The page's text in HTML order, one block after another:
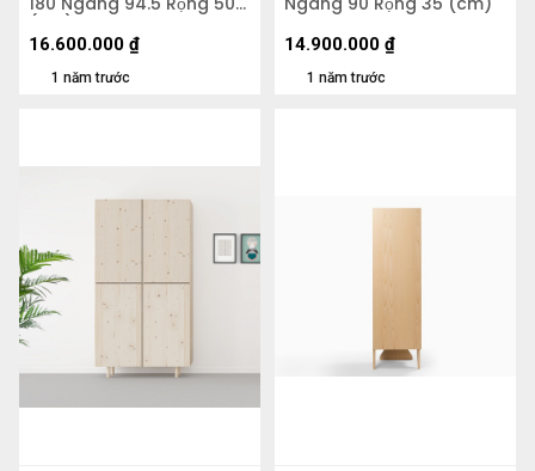
(cm)
1 năm trước
16.600.000 ₫
1 năm trước
14.900.000 ₫